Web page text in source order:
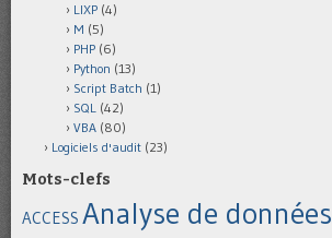
LIXP (4)
M (5)
PHP (6)
Python (13)
Script Batch (1)
SQL (42)
VBA (80)
Logiciels d'audit (23)
Mots-clefs
ACCESS Analyse de données